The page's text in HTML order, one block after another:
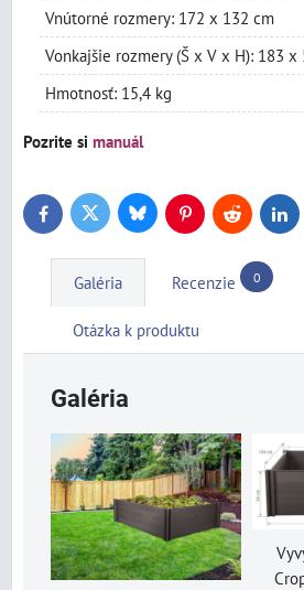
Vnútorné rozmery: 172 x 132 cm
Vonkajšie rozmery (Š x V x H): 183
Hmotnosť: 15,4 kg
Pozrite si manuál
FacebookTwitter BlueskyPinterestReddit
Galéria Recenzie 0
Otázka k produktu
Galéria